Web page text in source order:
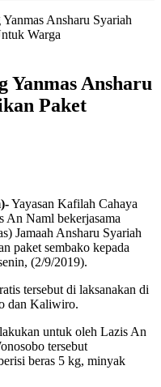
Ansharu Syariah
Warga
Yanmas Ansharu
Paket
Yayasan Kafilah Cahaya
Naml bekerjasama
Jamaah Ansharu Syariah
paket sembako kepada
(2/9/2019).
tersebut di laksanakan di
dan Kaliwiro.
untuk oleh Lazis An
tersebut
beras 5 kg, minyak